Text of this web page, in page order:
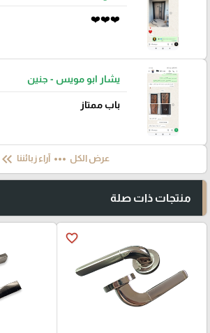
❤️❤️❤️
يشار ابو مويس - جنين
باب ممتاز
عرض الكل more_horiz آراء زبائننا keyboard_double_arrow_left
منتجات ذات صلة
favorite_border